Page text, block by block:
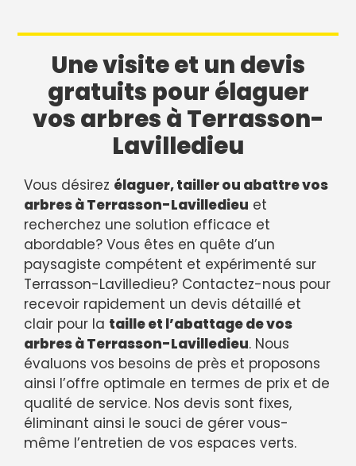
Une visite et un devis
gratuits pour élaguer
vos arbres à Terrasson-
Lavilledieu
Vous désirez élaguer, tailler ou abattre vos
arbres à Terrasson-Lavilledieu et
recherchez une solution efficace et
abordable? Vous êtes en quête d’un
paysagiste compétent et expérimenté sur
Terrasson-Lavilledieu? Contactez-nous pour
recevoir rapidement un devis détaillé et
clair pour la taille et l’abattage de vos
arbres à Terrasson-Lavilledieu. Nous
évaluons vos besoins de près et proposons
ainsi l’offre optimale en termes de prix et de
qualité de service. Nos devis sont fixes,
éliminant ainsi le souci de gérer vous-
même l’entretien de vos espaces verts.